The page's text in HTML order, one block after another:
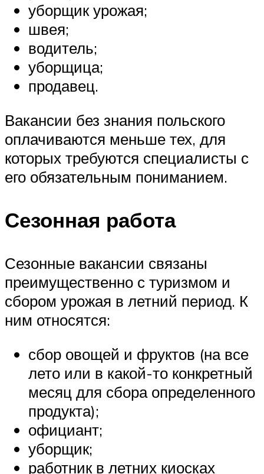
уборщик урожая;
швея;
водитель;
уборщица;
продавец.
Вакансии без знания польского
оплачиваются меньше тех, для
которых требуются специалисты с
его обязательным пониманием.
Сезонная работа
Сезонные вакансии связаны
преимущественно с туризмом и
сбором урожая в летний период. К
ним относятся:
сбор овощей и фруктов (на все
лето или в какой-то конкретный
месяц для сбора определенного
продукта);
официант;
уборщик;
работник в летних киосках